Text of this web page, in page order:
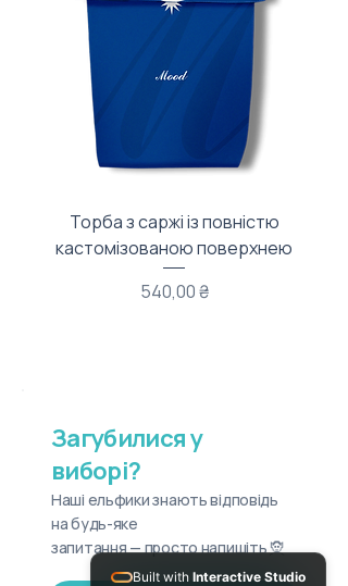
Торба з саржі із повністю
кастомізованою поверхнею
Ціна
540,00 ₴
Загубилися у
виборі?
Наші ельфики знають відповідь
на будь-яке
запитання — просто напишіть 🧝
Built with Interactive Studio